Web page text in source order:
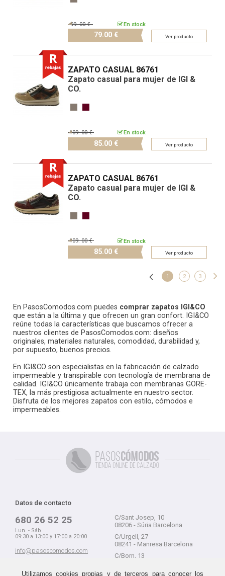
En stock
99.00 €
79.00 € Ver producto
ZAPATO CASUAL 86761
Zapato casual para mujer de IGI &
CO.
En stock
109.00 €
85.00 € Ver producto
ZAPATO CASUAL 86761
Zapato casual para mujer de IGI &
CO.
En stock
109.00 €
85.00 € Ver producto
1 2 3
En PasosComodos.com puedes comprar zapatos IGI&CO
que están a la última y que ofrecen un gran confort. IGI&CO
reúne todas la características que buscamos ofrecer a
nuestros clientes de PasosComodos.com: diseños
originales, materiales naturales, comodidad, durabilidad y,
por supuesto, buenos precios.
En IGI&CO son especialistas en la fabricación de calzado
impermeable y transpirable con tecnología de membrana de
calidad. IGI&CO únicamente trabaja con membranas GORE-
TEX, la más prestigiosa actualmente en nuestro sector.
Disfruta de los mejores zapatos con estilo, cómodos e
impermeables.
Datos de contacto
680 26 52 25
Lun. - Sáb.
09:30 a 13:00 y 17:00 a 20:00
info@pasoscomodos.com
C/Sant Josep, 10
08206 - Súria Barcelona
C/Urgell, 27
08241 - Manresa Barcelona
C/Born, 13
Utilizamos cookies propias y de terceros para conocer los